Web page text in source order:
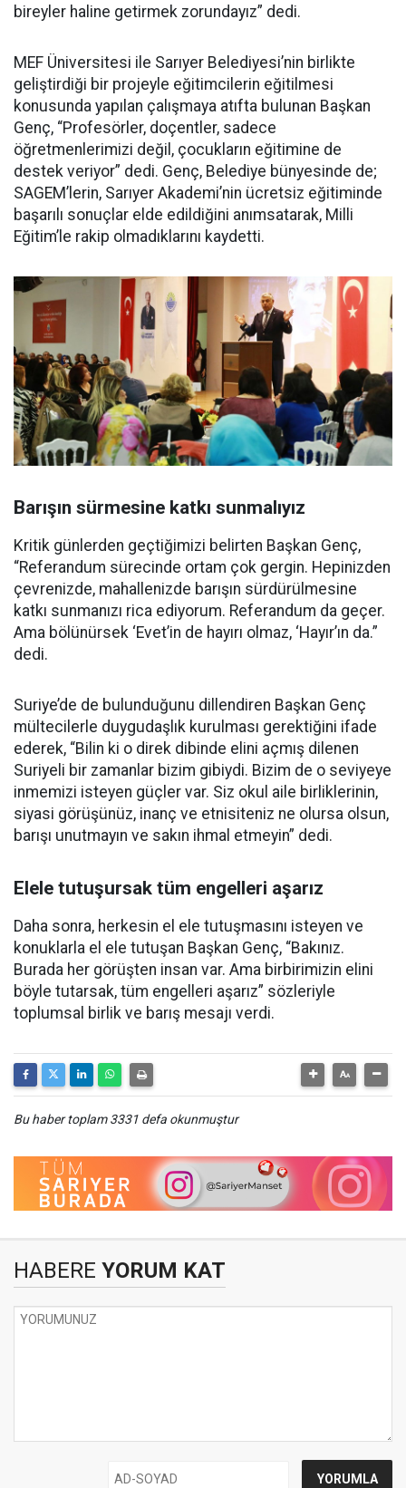
bireyler haline getirmek zorundayız” dedi.
MEF Üniversitesi ile Sarıyer Belediyesi’nin birlikte
geliştirdiği bir projeyle eğitimcilerin eğitilmesi
konusunda yapılan çalışmaya atıfta bulunan Başkan
Genç, “Profesörler, doçentler, sadece
öğretmenlerimizi değil, çocukların eğitimine de
destek veriyor” dedi. Genç, Belediye bünyesinde de;
SAGEM’lerin, Sarıyer Akademi’nin ücretsiz eğitiminde
başarılı sonuçlar elde edildiğini anımsatarak, Milli
Eğitim’le rakip olmadıklarını kaydetti.
Barışın sürmesine katkı sunmalıyız
Kritik günlerden geçtiğimizi belirten Başkan Genç,
“Referandum sürecinde ortam çok gergin. Hepinizden
çevrenizde, mahallenizde barışın sürdürülmesine
katkı sunmanızı rica ediyorum. Referandum da geçer.
Ama bölünürsek ‘Evet’in de hayırı olmaz, ‘Hayır’ın da.”
dedi.
Suriye’de de bulunduğunu dillendiren Başkan Genç
mültecilerle duygudaşlık kurulması gerektiğini ifade
ederek, “Bilin ki o direk dibinde elini açmış dilenen
Suriyeli bir zamanlar bizim gibiydi. Bizim de o seviyeye
inmemizi isteyen güçler var. Siz okul aile birliklerinin,
siyasi görüşünüz, inanç ve etnisiteniz ne olursa olsun,
barışı unutmayın ve sakın ihmal etmeyin” dedi.
Elele tutuşursak tüm engelleri aşarız
Daha sonra, herkesin el ele tutuşmasını isteyen ve
konuklarla el ele tutuşan Başkan Genç, “Bakınız.
Burada her görüşten insan var. Ama birbirimizin elini
böyle tutarsak, tüm engelleri aşarız” sözleriyle
toplumsal birlik ve barış mesajı verdi.
Bu haber toplam 3331 defa okunmuştur
HABERE YORUM KAT